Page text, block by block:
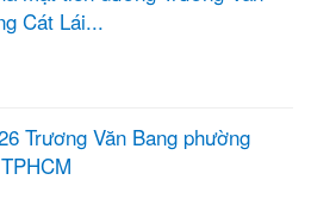
Cát Lái...
Trương Văn Bang phường